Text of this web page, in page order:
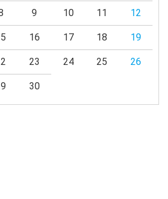
9 10 11 12
16 17 18 19
23 24 25 26
30